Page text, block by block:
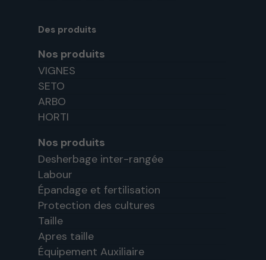
Des produits
Nos produits
VIGNES
SETO
ARBO
HORTI
Nos produits
Desherbage inter-rangée
Labour
Épandage et fertilisation
Protection des cultures
Taille
Apres taille
Équipement Auxiliaire